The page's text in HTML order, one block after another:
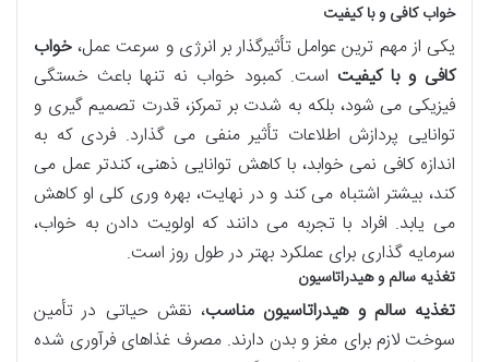
خواب کافی و با کیفیت
یکی از مهم ترین عوامل تأثیرگذار بر انرژی و سرعت عمل، خواب
کافی و با کیفیت است. کمبود خواب نه تنها باعث خستگی
فیزیکی می شود، بلکه به شدت بر تمرکز، قدرت تصمیم گیری و
توانایی پردازش اطلاعات تأثیر منفی می گذارد. فردی که به
اندازه کافی نمی خوابد، با کاهش توانایی ذهنی، کندتر عمل می
کند، بیشتر اشتباه می کند و در نهایت، بهره وری کلی او کاهش
می یابد. افراد با تجربه می دانند که اولویت دادن به خواب،
سرمایه گذاری برای عملکرد بهتر در طول روز است.
تغذیه سالم و هیدراتاسیون
تغذیه سالم و هیدراتاسیون مناسب، نقش حیاتی در تأمین
سوخت لازم برای مغز و بدن دارند. مصرف غذاهای فرآوری شده